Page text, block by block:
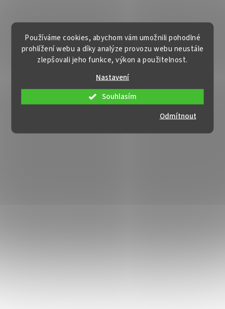
Používáme cookies, abychom vám umožnili pohodlné
prohlížení webu a díky analýze provozu webu neustále
zlepšovali jeho funkce, výkon a použitelnost.
Nastavení
Odmítnout
Souhlasím